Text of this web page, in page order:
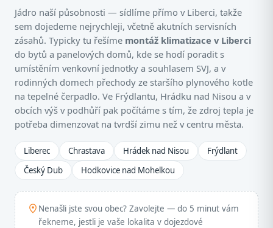
Jádro naší působnosti — sídlíme přímo v Liberci, takže
sem dojedeme nejrychleji, včetně akutních servisních
zásahů. Typicky tu řešíme montáž klimatizace v Liberci
do bytů a panelových domů, kde se hodí poradit s
umístěním venkovní jednotky a souhlasem SVJ, a v
rodinných domech přechody ze staršího plynového kotle
na tepelné čerpadlo. Ve Frýdlantu, Hrádku nad Nisou a v
obcích výš v podhůří pak počítáme s tím, že zdroj tepla je
potřeba dimenzovat na tvrdší zimu než v centru města.
Liberec Chrastava Hrádek nad Nisou
Frýdlant
Český Dub
Hodkovice nad Mohelkou
Nenašli jste svou obec? Zavolejte — do 5 minut vám
řekneme, jestli je vaše lokalita v dojezdové